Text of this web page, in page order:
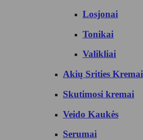
Losjonai
Tonikai
Valikliai
Akių Srities Kremai
Skutimosi kremai
Veido Kaukės
Serumai